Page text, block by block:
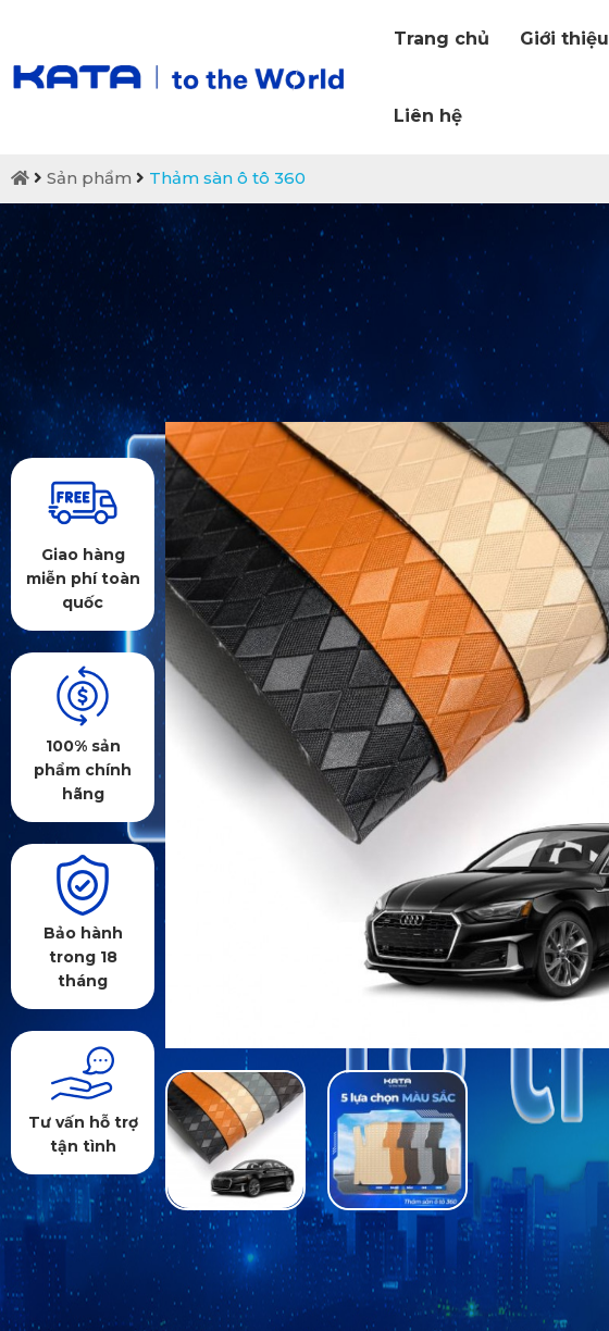
Trang chủ Giới thiệu
Liên hệ
Sản phẩm Thảm sàn ô tô 360
Giao hàng
miễn phí toàn
quốc
100% sản
phẩm chính
hãng
Bảo hành
trong 18
tháng
Tư vấn hỗ trợ
tận tình